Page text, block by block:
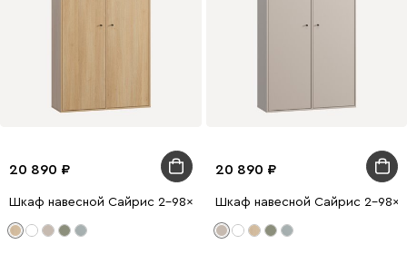
20 890
Шкаф навесной Сайрис 2-98x175 Дуб Барбера
20 890
Шкаф навесной Сайрис 2-